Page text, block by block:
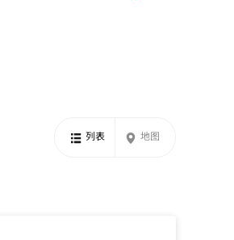
列表 地图